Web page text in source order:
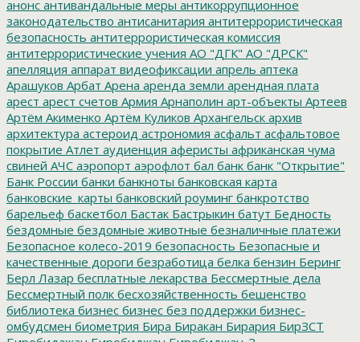
анонс антивандальные меры антикоррупционное
законодательство антисанитария антитеррористическая
безопасность антитеррористическая комиссия
антитеррористические учения АО "ДГК" АО "ДРСК"
апелляция аппарат видеофиксации апрель аптека
Арашуков Арбат Арена аренда земли арендная плата
арест арест счетов Армия Арнаполин арт-объекты Артеев
Артём Акименко Артём Куликов Архангельск архив
архитектура астероид астрономия асфальт асфальтовое
покрытие Атлет аудиенция аферисты африканская чума
свиней АЧС аэропорт аэрофлот бал банк банк "Открытие"
Банк России банки банкноты банковская карта
банковские_карты банковский роуминг банкротство
барельеф баскетбол Бастак Бастрыкин батут Бедность
бездомные бездомные животные безналичные платежи
Безопасное колесо-2019 безопасность Безопасные и
качественные дороги безработица белка бензин Беринг
Берл Лазар бесплатные лекарства Бессмертные дела
Бессмертный полк бесхозяйственность бешенство
библиотека бизнес бизнес без поддержки бизнес-
омбудсмен биометрия Бира Биракан Бирария БирЗСТ